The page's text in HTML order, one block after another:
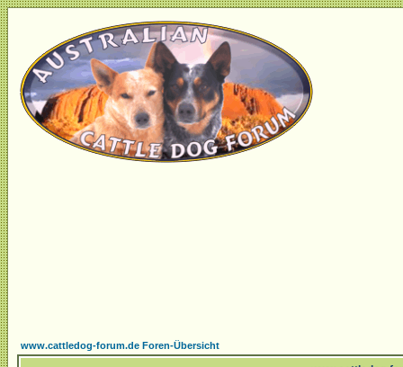
www.cattledog-forum.de Foren-Übersicht